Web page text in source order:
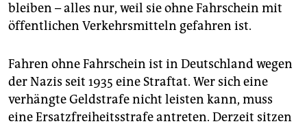
bleiben – alles nur, weil sie ohne Fahrschein mit
öffentlichen Verkehrsmitteln gefahren ist.
Fahren ohne Fahrschein ist in Deutschland wegen
der Nazis seit 1935 eine Straftat. Wer sich eine
verhängte Geldstrafe nicht leisten kann, muss
eine Ersatzfreiheitsstrafe antreten. Derzeit sitzen